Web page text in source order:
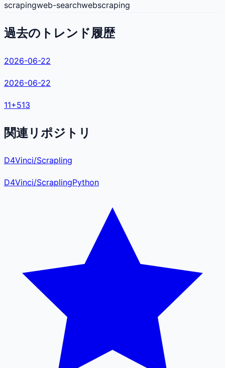
scrapingweb-searchwebscraping
過去のトレンド履歴
2026-06-22
2026-06-22
11+513
関連リポジトリ
D4Vinci/Scrapling
D4Vinci/ScraplingPython